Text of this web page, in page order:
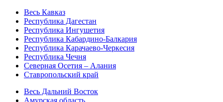
Весь Кавказ
Республика Дагестан
Республика Ингушетия
Республика Кабардино-Балкария
Республика Карачаево-Черкесия
Республика Чечня
Северная Осетия – Алания
Ставропольский край
Весь Дальний Восток
Амурская область